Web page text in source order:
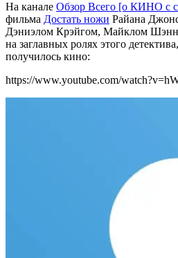
На канале Обзор Всего [о КИНО с
фильма Достать ножи Райана
Дэниэлом Крэйгом, Майклом
на заглавных ролях этого
получилось кино:
https://www.youtube.com/